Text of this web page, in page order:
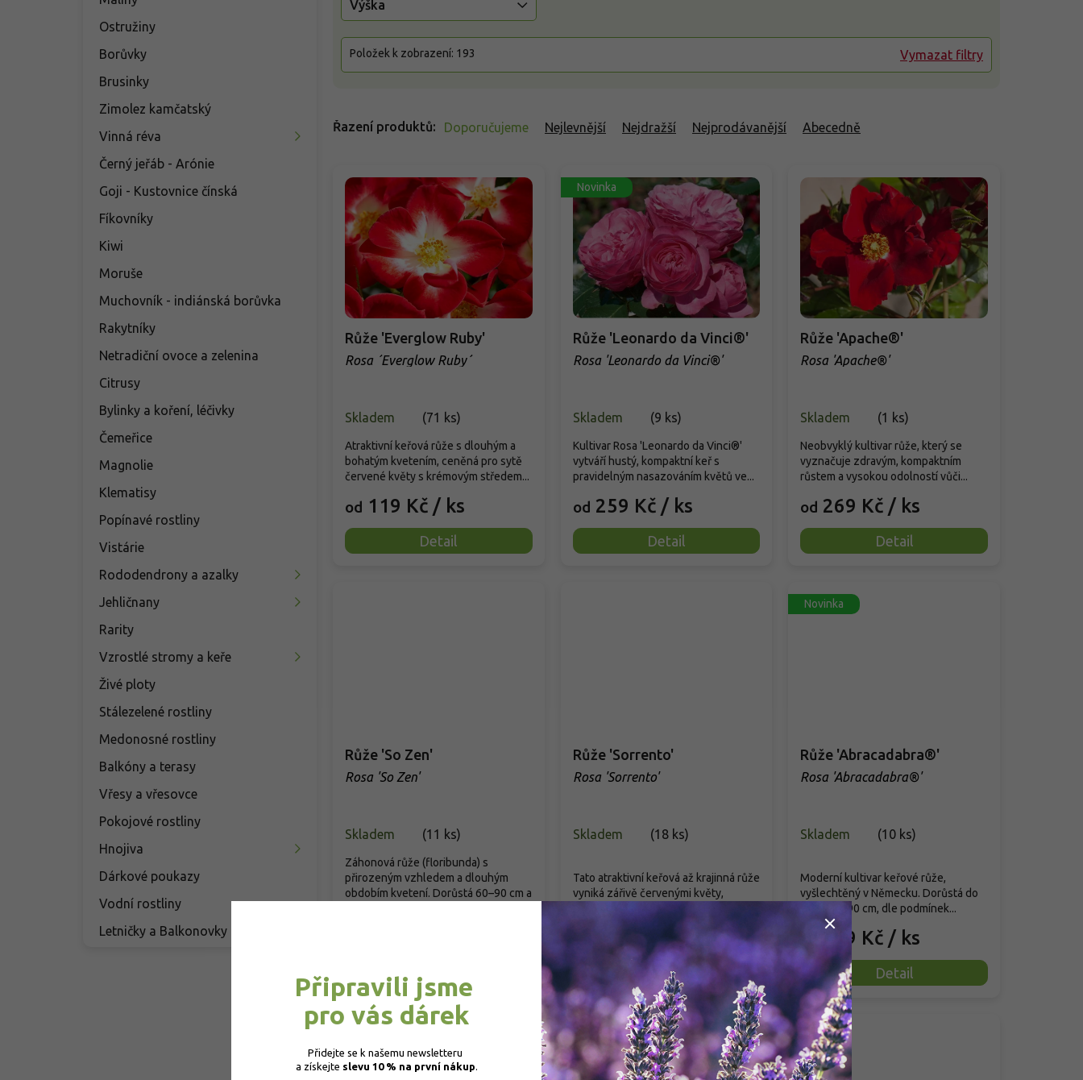
Ostružiny
Borůvky
Brusinky
Zimolez kamčatský
Vinná réva
Černý jeřáb - Arónie
Goji - Kustovnice čínská
Fíkovníky
Kiwi
Moruše
Muchovník - indiánská borůvka
Rakytníky
Netradiční ovoce a zelenina
Citrusy
Bylinky a koření, léčivky
Čemeřice
Magnolie
Klematisy
Popínavé rostliny
Vistárie
Rododendrony a azalky
Jehličnany
Rarity
Vzrostlé stromy a keře
Živé ploty
Stálezelené rostliny
Medonosné rostliny
Balkóny a terasy
Vřesy a vřesovce
Pokojové rostliny
Hnojiva
Dárkové poukazy
Vodní rostliny
Letničky a Balkonovky
Řazení produktů Doporučujeme Nejlevnější Nejdražší Nejprodávanější Abecedně
Výška
Vymazat filtry
Položek k zobrazení: 193
Růže 'Everglow Ruby'
Rosa ´Everglow Ruby´
Skladem (71 ks)
od 119 Kč / ks
Detail
Atraktivní keřová růže s dlouhým a
bohatým kvetením, ceněná pro sytě
červené květy s krémovým středem...
Novinka
Růže 'Leonardo da Vinci®'
Rosa 'Leonardo da Vinci®'
Skladem (9 ks)
od 259 Kč / ks
Detail
Kultivar Rosa 'Leonardo da Vinci®'
vytváří hustý, kompaktní keř s
pravidelným nasazováním květů ve...
Růže 'Apache®'
Rosa 'Apache®'
Skladem (1 ks)
od 269 Kč / ks
Detail
Neobvyklý kultivar růže, který se
vyznačuje zdravým, kompaktním
růstem a vysokou odolností vůči...
Růže 'So Zen'
Rosa 'So Zen'
Skladem (11 ks)
Záhonová růže (floribunda) s
přirozeným vzhledem a dlouhým
obdobím kvetení. Dorůstá 60–90 cm a
Růže 'Sorrento'
Rosa 'Sorrento'
Skladem (18 ks)
299 Kč/ ks
Detail
Tato atraktivní keřová až krajinná růže
vyniká zářivě červenými květy,
mimořádně bohatým kvetením a...
Novinka
Růže 'Abracadabra®'
Rosa 'Abracadabra®'
Skladem (10 ks)
289 Kč / ks
Detail
Moderní kultivar keřové růže,
vyšlechtěný v Německu. Dorůstá do
výšky 80-90 cm, dle podmínek...
Připravili jsme
pro vás dárek
Přidejte se k našemu newsletteru
a získejte slevu 10 % na první nákup.